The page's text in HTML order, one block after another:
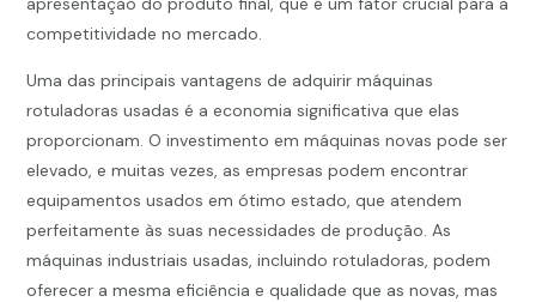
competitividade no mercado.
Uma das principais vantagens de adquirir máquinas
rotuladoras usadas é a economia significativa que elas
proporcionam. O investimento em máquinas novas pode ser
elevado, e muitas vezes, as empresas podem encontrar
equipamentos usados em ótimo estado, que atendem
perfeitamente às suas necessidades de produção. As
máquinas industriais usadas, incluindo rotuladoras, podem
oferecer a mesma eficiência e qualidade que as novas, mas